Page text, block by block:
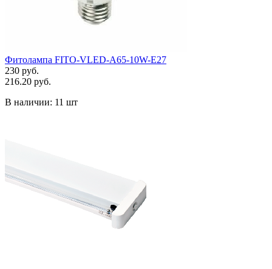
Фитолампа FITO-VLED-A65-10W-E27
230 руб.
216.20 руб.
В наличии: 11 шт